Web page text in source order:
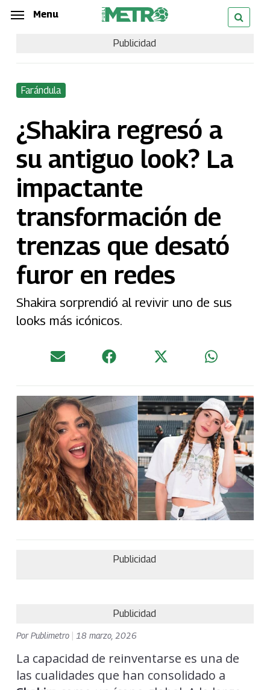
Skip
content
Menu
Publicidad
Farándula
¿Shakira regresó a
su antiguo look? La
impactante
transformación de
trenzas que desató
furor en redes
Shakira sorprendió al revivir uno de sus
looks más icónicos.
Publicidad
Publicidad
PorPublimetro 18 marzo, 2026
La capacidad de reinventarse es una de
las cualidades que han consolidado a
Menu